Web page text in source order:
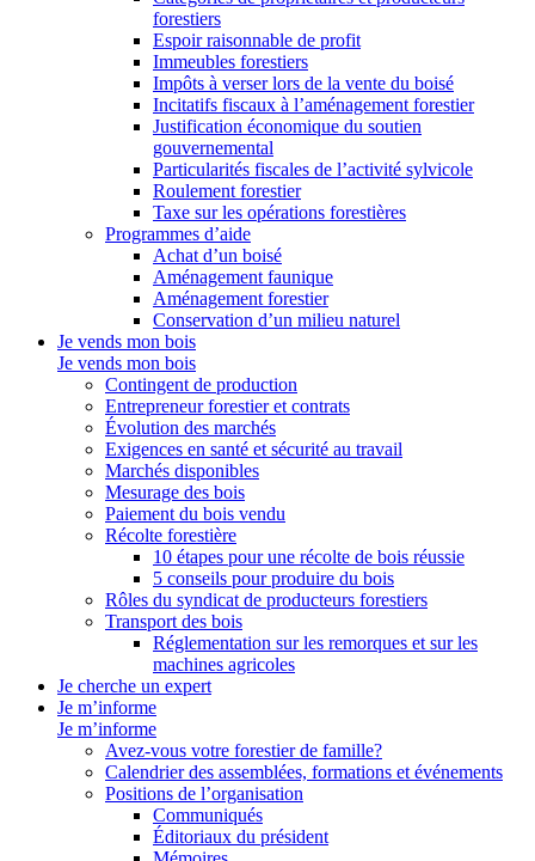
forestiers
Espoir raisonnable de profit
Immeubles forestiers
Impôts à verser lors de la vente du boisé
Incitatifs fiscaux à l’aménagement forestier
Justification économique du soutien
gouvernemental
Particularités fiscales de l’activité sylvicole
Roulement forestier
Taxe sur les opérations forestières
Programmes d’aide
Achat d’un boisé
Aménagement faunique
Aménagement forestier
Conservation d’un milieu naturel
Je vends mon bois
Je vends mon bois
Contingent de production
Entrepreneur forestier et contrats
Évolution des marchés
Exigences en santé et sécurité au travail
Marchés disponibles
Mesurage des bois
Paiement du bois vendu
Récolte forestière
10 étapes pour une récolte de bois réussie
5 conseils pour produire du bois
Rôles du syndicat de producteurs forestiers
Transport des bois
Réglementation sur les remorques et sur les
machines agricoles
Je cherche un expert
Je m’informe
Je m’informe
Avez-vous votre forestier de famille?
Calendrier des assemblées, formations et événements
Positions de l’organisation
Communiqués
Éditoriaux du président